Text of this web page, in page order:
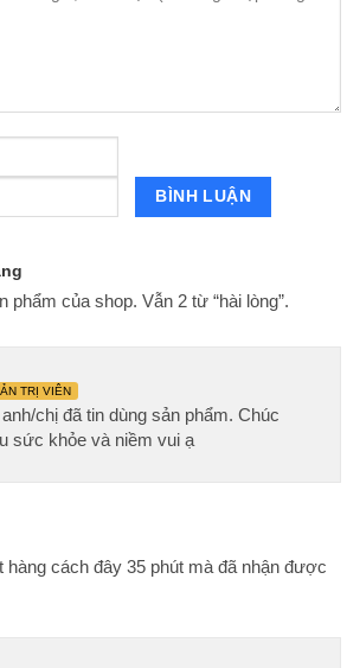
phẩm của shop. Vẫn 2 từ “hài lòng”.
TRỊ VIÊN
chị đã tin dùng sản phẩm. Chúc
sức khỏe và niềm vui ạ
hàng cách đây 35 phút mà đã nhận được